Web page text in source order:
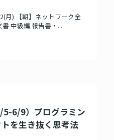
月) 【朝】ネットワーク全
中級編 報告書・...
5-6/9）プログラミン
を生き抜く思考法